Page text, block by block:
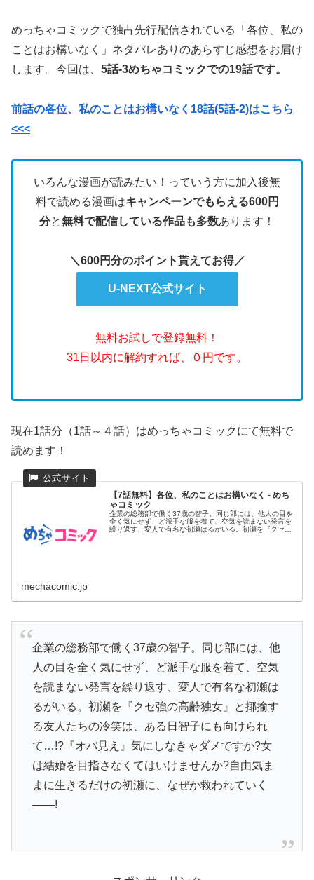
めっちゃコミックで独占先行配信されている「各位、私の
ことはお構いなく」ネタバレありのあらすじ感想をお届け
します。今回は、 5話-3めちゃコミックでの19話です。
前話の各位、私のことはお構いなく18話(5話-2)はこちら
<<<
いろんな漫画が読みたい！っていう方に加入後無
料で読める漫画はキャンペーンでもらえる600円
分と無料で配信している作品も多数あります！
＼600円分のポイント貰えてお得／
U-NEXT公式サイト
無料お試しで登録無料！
31日以内に解約すれば、０円です。
現在1話分（1話～４話）はめっちゃコミックにて無料で
読めます！
【7話無料】各位、私のことはお構いなく - めち
ゃコミック
企業の総務部で働く37歳の智子。同じ部には、他人の目を
全く気にせず、ど派手な服を着て、空気を読まない発言を
繰り返す、変人で有名な初瀬はるがいる。初瀬を『クセ強
mechacomic.jp
企業の総務部で働く37歳の智子。同じ部には、他
人の目を全く気にせず、ど派手な服を着て、空気
を読まない発言を繰り返す、変人で有名な初瀬は
るがいる。初瀬を『クセ強の高齢独女』と揶揄す
る友人たちの冷笑は、ある日智子にも向けられ
て…!?『オバ見え』気にしなきゃダメですか?女
は結婚を目指さなくてはいけませんか?自由気ま
まに生きるだけの初瀬に、なぜか救われていく
――!